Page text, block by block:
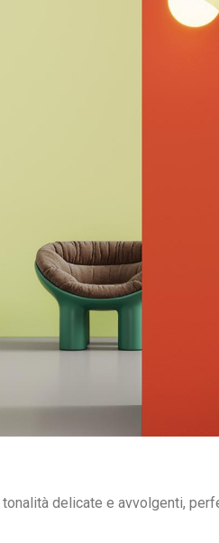
delicate e avvolgenti,